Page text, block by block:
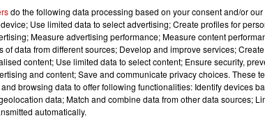
naturopathe Anita Blenner.
votre qualité de vie au quotidien.
sur la radio DKL ou sur www.radioDKL.com
do the following data processing based on your consent and/or
Use limited data to select advertising; Create profiles for
Measure advertising performance; Measure content
of data from different sources; Develop and improve services;
content; Use limited data to select content; Ensure security,
and content; Save and communicate privacy choices. These
browsing data to offer following functionalities: Identify devices
data; Match and combine data from other data sources;
automatically.